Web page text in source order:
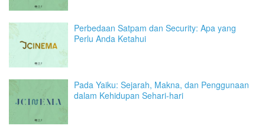
Perbedaan Satpam dan Security: Apa yang
Perlu Anda Ketahui
Pada Yaiku: Sejarah, Makna, dan Penggunaan
dalam Kehidupan Sehari-hari